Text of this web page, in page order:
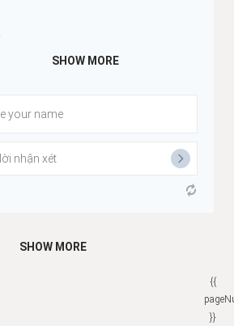
SHOW MORE
SHOW MORE
{{
}}